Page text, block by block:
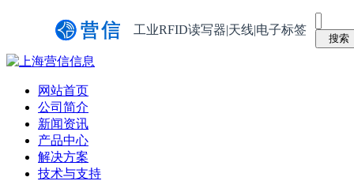
工业RFID读写器|天线|电子标签
网站首页
公司简介
新闻资讯
产品中心
解决方案
技术与支持